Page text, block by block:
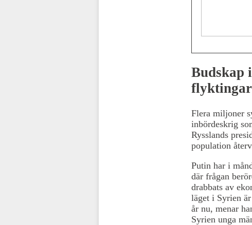
Budskap
Flera miljoner
inbördeskrig
Rysslands
population
Putin har i
där frågan
drabbats av
läget i Syrien
år nu, menar
Syrien unga